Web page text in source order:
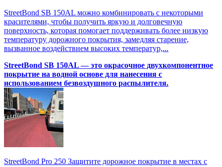
StreetBond SB 150AL можно комбинировать с некоторыми
красителями, чтобы получить яркую и долговечную
поверхность, которая помогает поддерживать более низкую
температуру дорожного покрытия, замедляя старение,
вызванное воздействием высоких температур,...
StreetBond SB 150AL — это окрасочное двухкомпонентное
покрытие на водной основе для нанесения с
использованием безвоздушного распылителя.
StreetBond Pro 250 Защитите дорожное покрытие в местах с